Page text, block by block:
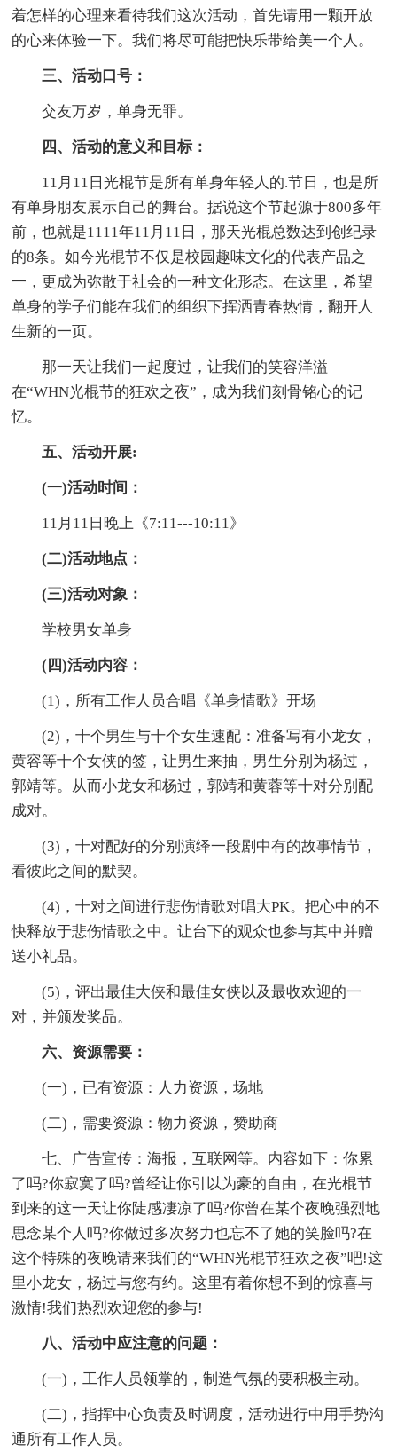
着怎样的心理来看待我们这次活动，首先请用一颗开放
的心来体验一下。我们将尽可能把快乐带给美一个人。
三、活动口号：
交友万岁，单身无罪。
四、活动的意义和目标：
11月11日光棍节是所有单身年轻人的.节日，也是所
有单身朋友展示自己的舞台。据说这个节起源于800多年
前，也就是1111年11月11日，那天光棍总数达到创纪录
的8条。如今光棍节不仅是校园趣味文化的代表产品之
一，更成为弥散于社会的一种文化形态。在这里，希望
单身的学子们能在我们的组织下挥洒青春热情，翻开人
生新的一页。
那一天让我们一起度过，让我们的笑容洋溢
在“WHN光棍节的狂欢之夜”，成为我们刻骨铭心的记
忆。
五、活动开展:
(一)活动时间：
11月11日晚上《7:11---10:11》
(二)活动地点：
(三)活动对象：
学校男女单身
(四)活动内容：
(1)，所有工作人员合唱《单身情歌》开场
(2)，十个男生与十个女生速配：准备写有小龙女，
黄容等十个女侠的签，让男生来抽，男生分别为杨过，
郭靖等。从而小龙女和杨过，郭靖和黄蓉等十对分别配
成对。
(3)，十对配好的分别演绎一段剧中有的故事情节，
看彼此之间的默契。
(4)，十对之间进行悲伤情歌对唱大PK。把心中的不
快释放于悲伤情歌之中。让台下的观众也参与其中并赠
送小礼品。
(5)，评出最佳大侠和最佳女侠以及最收欢迎的一
对，并颁发奖品。
六、资源需要：
(一)，已有资源：人力资源，场地
(二)，需要资源：物力资源，赞助商
七、广告宣传：海报，互联网等。内容如下：你累
了吗?你寂寞了吗?曾经让你引以为豪的自由，在光棍节
到来的这一天让你陡感凄凉了吗?你曾在某个夜晚强烈地
思念某个人吗?你做过多次努力也忘不了她的笑脸吗?在
这个特殊的夜晚请来我们的“WHN光棍节狂欢之夜”吧!这
里小龙女，杨过与您有约。这里有着你想不到的惊喜与
激情!我们热烈欢迎您的参与!
八、活动中应注意的问题：
(一)，工作人员领掌的，制造气氛的要积极主动。
(二)，指挥中心负责及时调度，活动进行中用手势沟
通所有工作人员。